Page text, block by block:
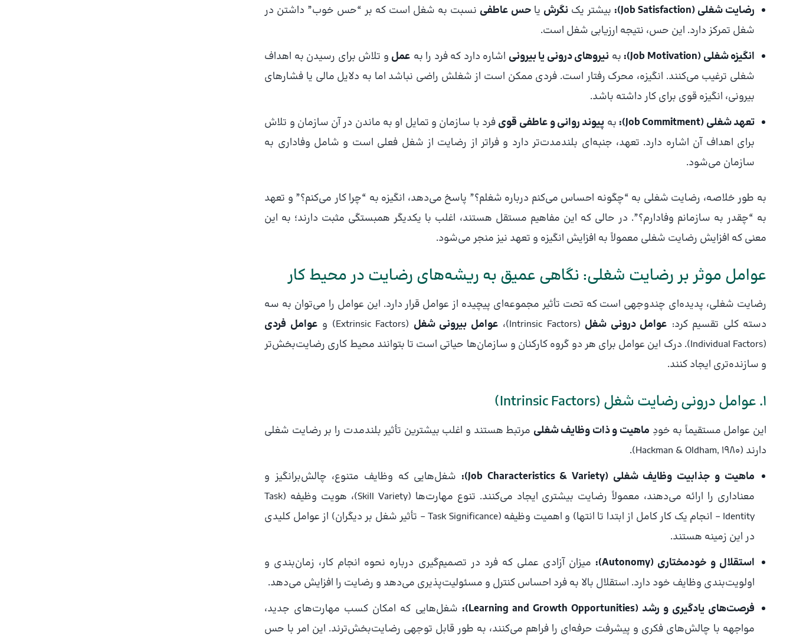
رضایت شغلی (Job Satisfaction):
بیشتر یک نگرش یا حس عاطفی نسبت به شغل است که بر “حس خوب” داشتن در
شغل تمرکز دارد. این حس، نتیجه ارزیابی شغل است.
انگیزه شغلی (Job Motivation):
به نیروهای درونی یا بیرونی اشاره دارد که فرد را به عمل و تلاش برای رسیدن به اهداف
شغلی ترغیب می‌کنند. انگیزه، محرک رفتار است. فردی ممکن است از شغلش راضی نباشد اما به دلایل مالی یا فشارهای
بیرونی، انگیزه قوی برای کار داشته باشد.
تعهد شغلی (Job Commitment):
به پیوند روانی و عاطفی قویفرد با سازمان و تمایل او به ماندن در آن سازمان و تلاش
برای اهداف آن اشاره دارد. تعهد، جنبه‌ای بلندمدت‌تر دارد و فراتر از رضایت از شغل فعلی است و شامل وفاداری به
سازمان می‌شود.
به طور خلاصه، رضایت شغلی به “چگونه احساس می‌کنم درباره شغلم؟” پاسخ می‌دهد، انگیزه به “چرا کار می‌کنم؟” و تعهد
به “چقدر به سازمانم وفادارم؟”. در حالی که این مفاهیم مستقل هستند، اغلب با یکدیگر همبستگی مثبت دارند؛ به این
معنی که افزایش رضایت شغلی معمولاً به افزایش انگیزه و تعهد نیز منجر می‌شود.
عوامل موثر بر رضایت شغلی: نگاهی عمیق به ریشه‌های رضایت در محیط کار
رضایت شغلی، پدیده‌ای چندوجهی است که تحت تأثیر مجموعه‌ای پیچیده از عوامل قرار دارد. این عوامل را می‌توان به سه
دسته کلی تقسیم کرد: عوامل درونی شغل (Intrinsic Factors)، عوامل بیرونی شغل (Extrinsic Factors) و
عوامل فردی
(Individual Factors). درک این عوامل برای هر دو گروه کارکنان و سازمان‌ها حیاتی است تا بتوانند محیط کاری رضایت‌بخش‌تر
و سازنده‌تری ایجاد کنند.
۱. عوامل درونی رضایت شغل (Intrinsic Factors)
این عوامل مستقیماً به خودِ ماهیت و ذات وظایف شغلی مرتبط هستند و اغلب بیشترین تأثیر بلندمدت را بر رضایت شغلی
دارند (Hackman & Oldham, 1980).
ماهیت و جذابیت وظایف شغلی (Job Characteristics & Variety):
شغل‌هایی که وظایف متنوع، چالش‌برانگیز و
معناداری را ارائه می‌دهند، معمولاً رضایت بیشتری ایجاد می‌کنند. تنوع مهارت‌ها (Skill Variety)، هویت وظیفه (Task
Identity – انجام یک کار کامل از ابتدا تا انتها) و اهمیت وظیفه (Task Significance – تأثیر شغل بر دیگران) از عوامل کلیدی
در این زمینه هستند.
استقلال و خودمختاری (Autonomy):
میزان آزادی عملی که فرد در تصمیم‌گیری درباره نحوه انجام کار، زمان‌بندی و
اولویت‌بندی وظایف خود دارد. استقلال بالا به فرد احساس کنترل و مسئولیت‌پذیری می‌دهد و رضایت را افزایش می‌دهد.
فرصت‌های یادگیری و رشد (Learning and Growth Opportunities):
شغل‌هایی که امکان کسب مهارت‌های جدید،
مواجهه با چالش‌های فکری و پیشرفت حرفه‌ای را فراهم می‌کنند، به طور قابل توجهی رضایت‌بخش‌ترند. این امر با حس